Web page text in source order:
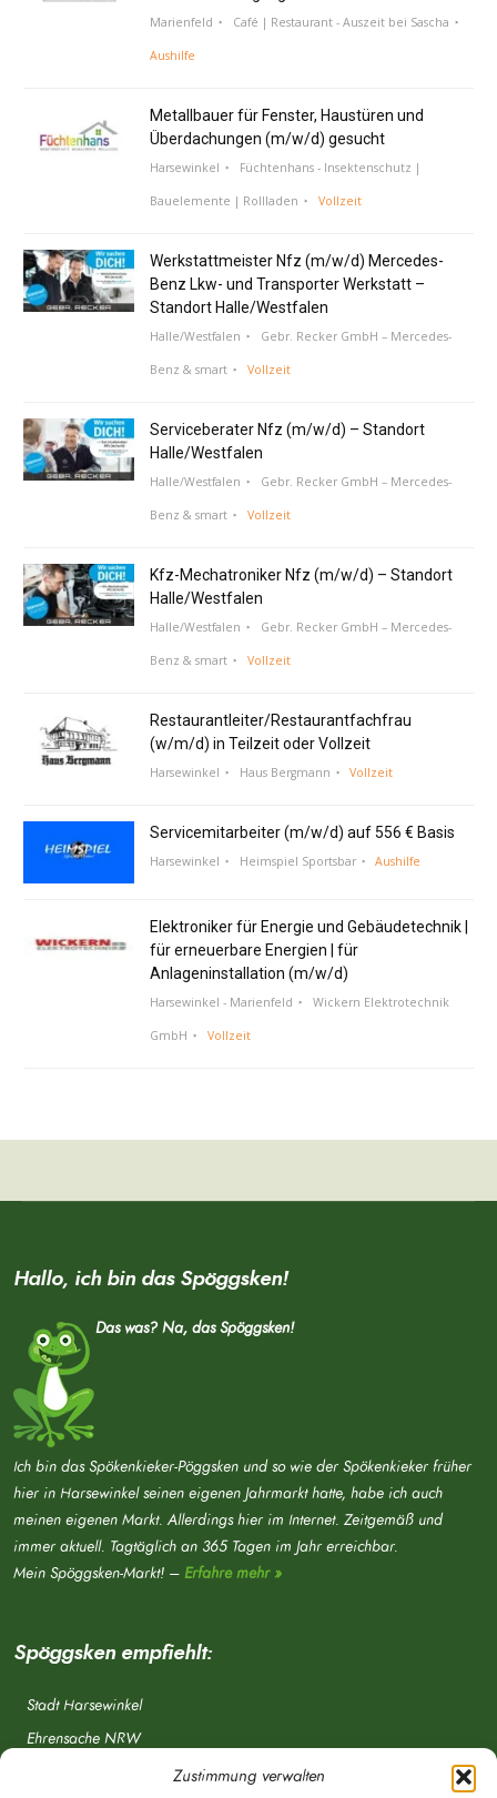
Zustimmung verwalten
Marienfeld Café | Restaurant - Auszeit bei Sascha
Aushilfe
Metallbauer für Fenster, Haustüren und
Überdachungen (m/w/d) gesucht
Harsewinkel Füchtenhans - Insektenschutz |
Bauelemente | Rollladen Vollzeit
Werkstattmeister Nfz (m/w/d) Mercedes-
Benz Lkw- und Transporter Werkstatt –
Standort Halle/Westfalen
Halle/Westfalen Gebr. Recker GmbH – Mercedes-
Benz & smart Vollzeit
Serviceberater Nfz (m/w/d) – Standort
Halle/Westfalen
Halle/Westfalen Gebr. Recker GmbH – Mercedes-
Benz & smart Vollzeit
Kfz-Mechatroniker Nfz (m/w/d) – Standort
Halle/Westfalen
Halle/Westfalen Gebr. Recker GmbH – Mercedes-
Benz & smart Vollzeit
Restaurantleiter/Restaurantfachfrau
(w/m/d) in Teilzeit oder Vollzeit
Harsewinkel Haus Bergmann Vollzeit
Servicemitarbeiter (m/w/d) auf 556 € Basis
Harsewinkel Heimspiel Sportsbar Aushilfe
Elektroniker für Energie und Gebäudetechnik |
für erneuerbare Energien | für
Anlageninstallation (m/w/d)
Harsewinkel - Marienfeld Wickern Elektrotechnik
GmbH Vollzeit
Hallo, ich bin das Spöggsken!
Das was? Na, das Spöggsken!
Ich bin das Spökenkieker-Pöggsken und so wie der Spökenkieker früher
hier in Harsewinkel seinen eigenen Jahrmarkt hatte, habe ich auch
meinen eigenen Markt. Allerdings hier im Internet. Zeitgemäß und
immer aktuell. Tagtäglich an 365 Tagen im Jahr erreichbar.
Mein Spöggsken-Markt! – Erfahre mehr »
Spöggsken empfiehlt:
Stadt Harsewinkel
Ehrensache NRW